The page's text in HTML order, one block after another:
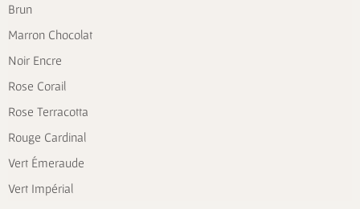
Brun
Marron Chocolat
Noir Encre
Rose Corail
Rose Terracotta
Rouge Cardinal
Vert Émeraude
Vert Impérial